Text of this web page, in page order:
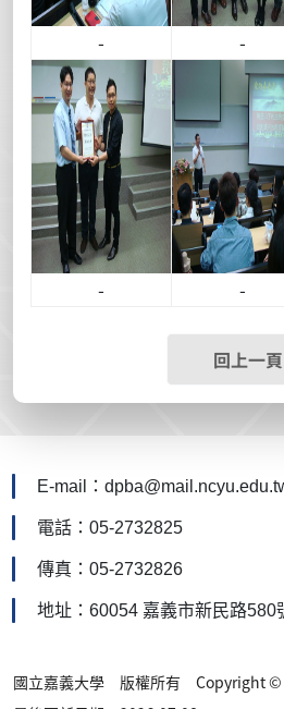
- -
- -
回上一頁
E-mail：
電話：05-2732825
傳真：05-2732826
地址：60054 嘉義市新民路580
國立嘉義大學 版權所有 Copyright ©